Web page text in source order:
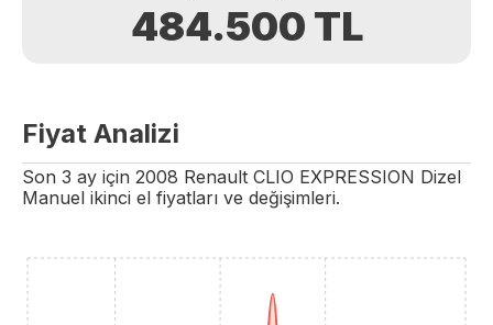
484.500 TL
Fiyat Analizi
Son 3 ay için 2008 Renault CLIO EXPRESSION Dizel
Manuel ikinci el fiyatları ve değişimleri.